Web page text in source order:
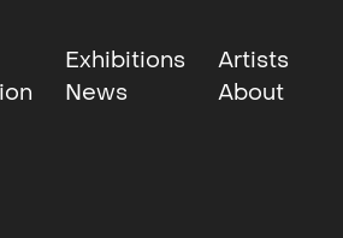
Exhibitions
Artists
News About